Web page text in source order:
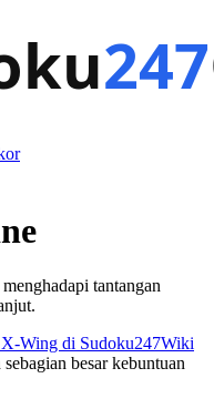
tantangan
Wing di Sudoku247Wiki
besar kebuntuan